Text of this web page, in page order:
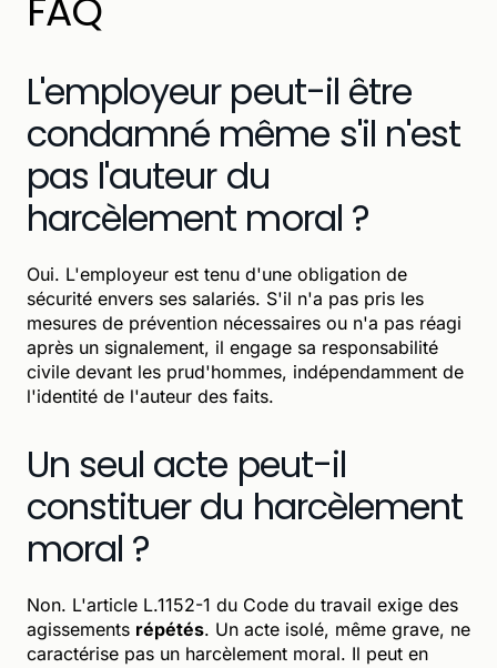
FAQ
L'employeur peut-il être
condamné même s'il n'est
pas l'auteur du
harcèlement moral ?
Oui. L'employeur est tenu d'une obligation de
sécurité envers ses salariés. S'il n'a pas pris les
mesures de prévention nécessaires ou n'a pas réagi
après un signalement, il engage sa responsabilité
civile devant les prud'hommes, indépendamment de
l'identité de l'auteur des faits.
Un seul acte peut-il
constituer du harcèlement
moral ?
Non. L'article L.1152-1 du Code du travail exige des
agissements répétés. Un acte isolé, même grave, ne
caractérise pas un harcèlement moral. Il peut en